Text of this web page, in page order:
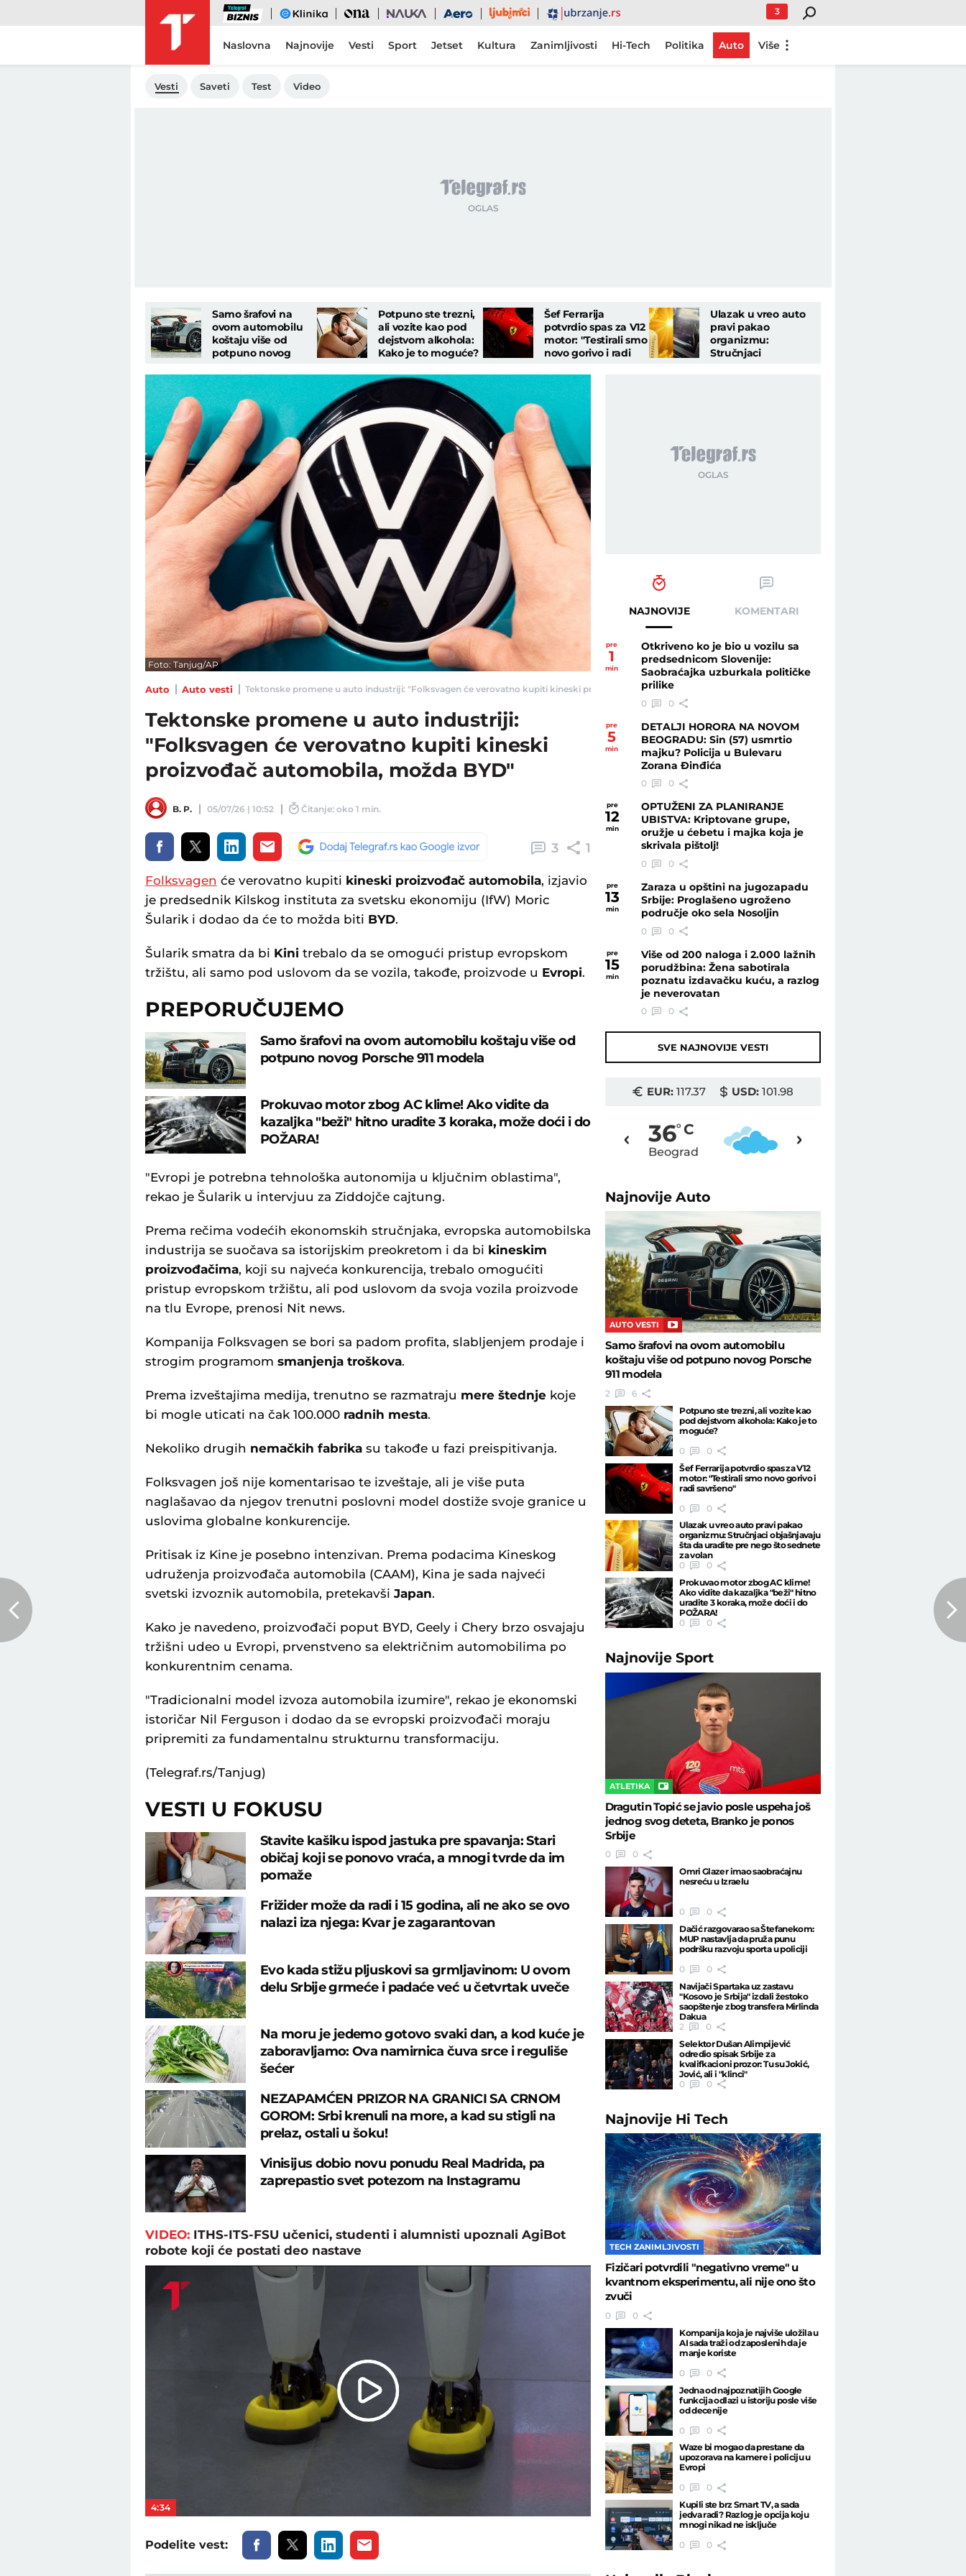
Biznis eKlinika Ona Nauka Aero Ljubimci Ubrzanje 3
Naslovna Najnovije Vesti Sport Jetset Kultura Zanimljivosti Hi-Tech Politika Auto Više
Vesti Saveti Test Video
Samo šrafovi na
ovom automobilu
koštaju više od
potpuno novog
Potpuno ste trezni,
ali vozite kao pod
dejstvom alkohola:
Kako je to moguće?
Šef Ferrarija
potvrdio spas za V12
motor: "Testirali smo
novo gorivo i radi
Ulazak u vreo auto
pravi pakao
organizmu:
Stručnjaci
Foto: Tanjug/AP
Auto Auto vesti Tektonske promene u auto industriji: "Folksvagen će verovatno kupiti kineski proizvođač automobila, možda BYD" - Telegraf.rs
Tektonske promene u auto industriji:
"Folksvagen će verovatno kupiti kineski
proizvođač automobila, možda BYD"
B. P. 05/07/26 | 10:52 Čitanje: oko 1 min.
3 1
Folksvagen će verovatno kupiti kineski proizvođač automobila, izjavio
je predsednik Kilskog instituta za svetsku ekonomiju (IfW) Moric
Šularik i dodao da će to možda biti BYD.
Šularik smatra da bi Kini trebalo da se omogući pristup evropskom
tržištu, ali samo pod uslovom da se vozila, takođe, proizvode u Evropi.
PREPORUČUJEMO
Samo šrafovi na ovom automobilu koštaju više od
potpuno novog Porsche 911 modela
Prokuvao motor zbog AC klime! Ako vidite da
kazaljka "beži" hitno uradite 3 koraka, može doći i do
POŽARA!
"Evropi je potrebna tehnološka autonomija u ključnim oblastima",
rekao je Šularik u intervjuu za Ziddojče cajtung.
Prema rečima vodećih ekonomskih stručnjaka, evropska automobilska
industrija se suočava sa istorijskim preokretom i da bi kineskim
proizvođačima, koji su najveća konkurencija, trebalo omogućiti
pristup evropskom tržištu, ali pod uslovom da svoja vozila proizvode
na tlu Evrope, prenosi Nit news.
Kompanija Folksvagen se bori sa padom profita, slabljenjem prodaje i
strogim programom smanjenja troškova.
Prema izveštajima medija, trenutno se razmatraju mere štednje koje
bi mogle uticati na čak 100.000 radnih mesta.
Nekoliko drugih nemačkih fabrika su takođe u fazi preispitivanja.
Folksvagen još nije komentarisao te izveštaje, ali je više puta
naglašavao da njegov trenutni poslovni model dostiže svoje granice u
uslovima globalne konkurencije.
Pritisak iz Kine je posebno intenzivan. Prema podacima Kineskog
udruženja proizvođača automobila (CAAM), Kina je sada najveći
svetski izvoznik automobila, pretekavši Japan.
Kako je navedeno, proizvođači poput BYD, Geely i Chery brzo osvajaju
tržišni udeo u Evropi, prvenstveno sa električnim automobilima po
konkurentnim cenama.
"Tradicionalni model izvoza automobila izumire", rekao je ekonomski
istoričar Nil Ferguson i dodao da se evropski proizvođači moraju
pripremiti za fundamentalnu strukturnu transformaciju.
(Telegraf.rs/Tanjug)
VESTI U FOKUSU
Stavite kašiku ispod jastuka pre spavanja: Stari
običaj koji se ponovo vraća, a mnogi tvrde da im
pomaže
Frižider može da radi i 15 godina, ali ne ako se ovo
nalazi iza njega: Kvar je zagarantovan
Evo kada stižu pljuskovi sa grmljavinom: U ovom
delu Srbije grmeće i padaće već u četvrtak uveče
Na moru je jedemo gotovo svaki dan, a kod kuće je
zaboravljamo: Ova namirnica čuva srce i reguliše
šećer
NEZAPAMĆEN PRIZOR NA GRANICI SA CRNOM
GOROM: Srbi krenuli na more, a kad su stigli na
prelaz, ostali u šoku!
Vinisijus dobio novu ponudu Real Madrida, pa
zaprepastio svet potezom na Instagramu
VIDEO: ITHS-ITS-FSU učenici, studenti i alumnisti upoznali AgiBot
robote koji će postati deo nastave
Play
Video
4:34
Podelite vest:
NAJNOVIJE KOMENTARI
pre
1
min
Otkriveno ko je bio u vozilu sa
predsednicom Slovenije:
Saobraćajka uzburkala političke
prilike
0 0
pre
5
min
DETALJI HORORA NA NOVOM
BEOGRADU: Sin (57) usmrtio
majku? Policija u Bulevaru
Zorana Đinđića
0 0
pre
12
min
OPTUŽENI ZA PLANIRANJE
UBISTVA: Kriptovane grupe,
oružje u ćebetu i majka koja je
skrivala pištolj!
0 0
pre
13
min
Zaraza u opštini na jugozapadu
Srbije: Proglašeno ugroženo
područje oko sela Nosoljin
0 0
pre
15
min
Više od 200 naloga i 2.000 lažnih
porudžbina: Žena sabotirala
poznatu izdavačku kuću, a razlog
je neverovatan
0 0
SVE NAJNOVIJE VESTI
EUR:117.37 USD: 101.98
33o C 36o C
Beograd
NajnovijeAuto
AUTO VESTI
Samo šrafovi na ovom automobilu
koštaju više od potpuno novog Porsche
911 modela
2
6
Potpuno ste trezni, ali vozite kao
pod dejstvom alkohola: Kako je to
moguće?
0
0
Šef Ferrarija potvrdio spas za V12
motor: "Testirali smo novo gorivo i
radi savršeno"
0
0
Ulazak u vreo auto pravi pakao
organizmu: Stručnjaci objašnjavaju
šta da uradite pre nego što sednete
za volan
0
0
Prokuvao motor zbog AC klime!
Ako vidite da kazaljka "beži" hitno
uradite 3 koraka, može doći i do
POŽARA!
0
0
NajnovijeSport
ATLETIKA
Dragutin Topić se javio posle uspeha još
jednog svog deteta, Branko je ponos
Srbije
0
0
Omri Glazer imao saobraćajnu
nesreću u Izraelu
0
0
Dačić razgovarao sa Štefanekom:
MUP nastavlja da pruža punu
podršku razvoju sporta u policiji
0
0
Navijači Spartaka uz zastavu
"Kosovo je Srbija" izdali žestoko
saopštenje zbog transfera Mirlinda
Dakua
2
0
Selektor Dušan Alimpijević
odredio spisak Srbije za
kvalifkacioni prozor: Tu su Jokić,
Jović, ali i "klinci"
0
0
Najnovije Hi Tech
TECH ZANIMLJIVOSTI
Fizičari potvrdili "negativno vreme" u
kvantnom eksperimentu, ali nije ono što
zvuči
0
0
Kompanija koja je najviše uložila u
AI sada traži od zaposlenih da je
manje koriste
0
0
Jedna od najpoznatijih Google
funkcija odlazi u istoriju posle više
od decenije
0
0
Waze bi mogao da prestane da
upozorava na kamere i policiju u
Evropi
0
0
Kupili ste brz Smart TV, a sada
jedva radi? Razlog je opcija koju
mnogi nikad ne isključe
0
0